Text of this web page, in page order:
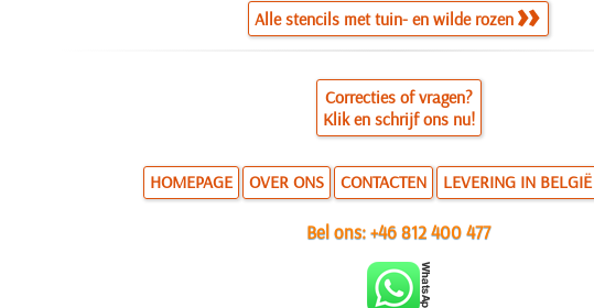
Alle stencils met tuin- en wilde rozen
Correcties of vragen?
Klik en schrijf ons nu!
HOMEPAGE OVER ONS CONTACTEN LEVERING IN BELGIË
Bel ons:+46 812 400 477